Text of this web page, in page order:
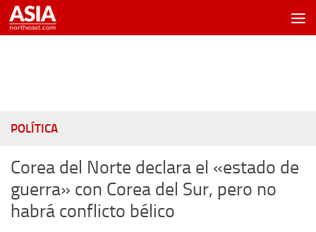
Saltar al contenido
POLÍTICA
Corea del Norte declara el «estado de
guerra» con Corea del Sur, pero no
habrá conflicto bélico